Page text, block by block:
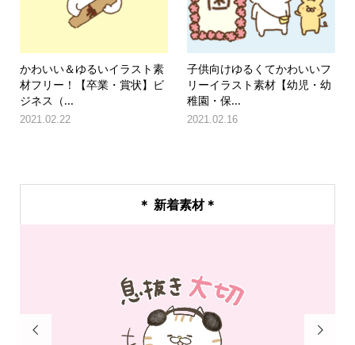
かわいい＆ゆるいイラスト素
材フリー！【卒業・賞状】ビ
ジネス（...
2021.02.22
子供向けゆるくてかわいいフ
リーイラスト素材【幼児・幼
稚園・保...
2021.02.16
＊ 新着素材＊
 